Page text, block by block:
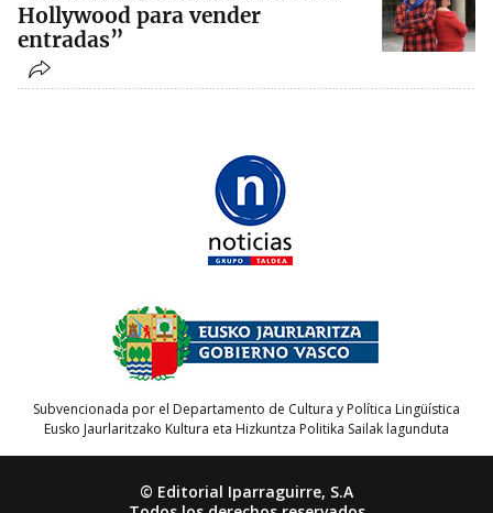
Hollywood para vender
entradas”
Subvencionada por el Departamento de Cultura y Política Lingüística
Eusko Jaurlaritzako Kultura eta Hizkuntza Politika Sailak lagunduta
© Editorial Iparraguirre, S.A